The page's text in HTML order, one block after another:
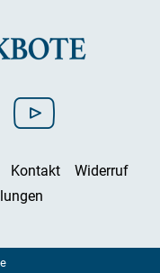
Kontakt
Widerruf